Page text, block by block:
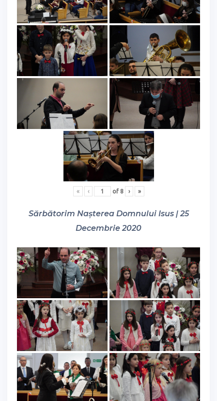
« ‹ of 8 › »
Sărbătorim Nașterea Domnului Isus | 25
Decembrie 2020